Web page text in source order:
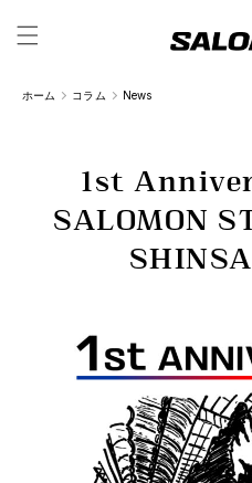
ホーム コラム News
1st
SALOMON